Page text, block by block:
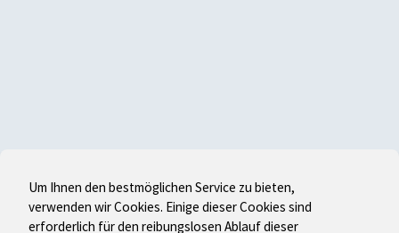
Um Ihnen den bestmöglichen Service zu bieten,
verwenden wir Cookies. Einige dieser Cookies sind
erforderlich für den reibungslosen Ablauf dieser